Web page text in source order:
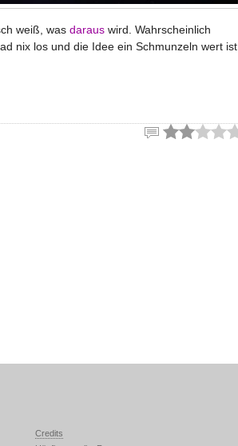
weiß, was daraus wird. Wahrscheinlich
nix los und die Idee ein Schmunzeln wert ist,
Credits